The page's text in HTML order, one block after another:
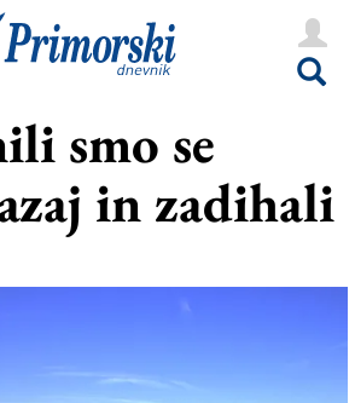
smo se
in zadihali